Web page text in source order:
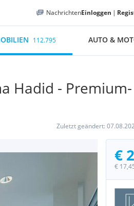
NachrichtenEinloggen |
112.795 AUTO &
Hadid - Premium-
Zuletzt geändert:
€
€